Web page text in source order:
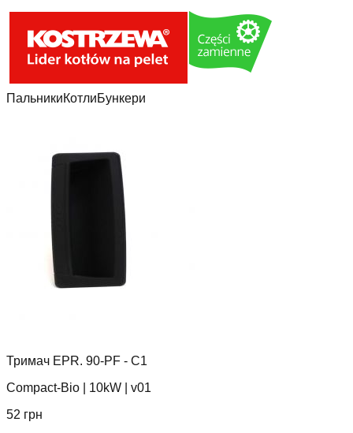
ПальникиКотлиБункери
Тримач EPR. 90-PF - C1
Compact-Bio
10kW
v01
52 грн